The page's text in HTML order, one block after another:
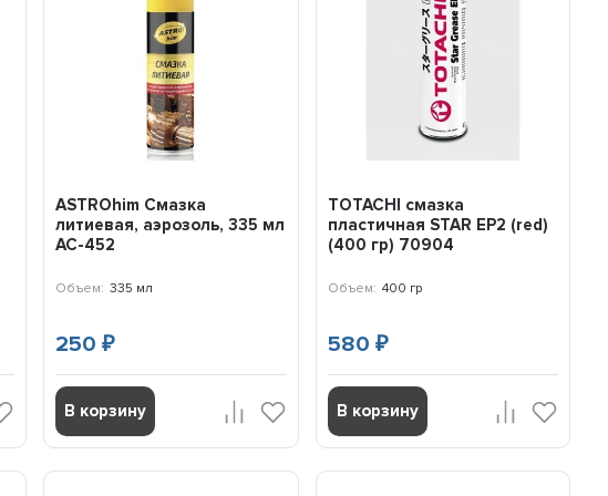
ASTROhim Смазка
литиевая, аэрозоль, 335 мл
AC-452
Объем: 335 мл
250₽
В корзину
TOTACHI смазка
пластичная STAR EP2 (red)
(400 гр) 70904
Объем: 400 гр
580 ₽
В корзину